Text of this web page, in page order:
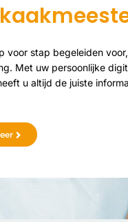
voor stap begeleiden
Met uw persoonlijke
u altijd de juiste